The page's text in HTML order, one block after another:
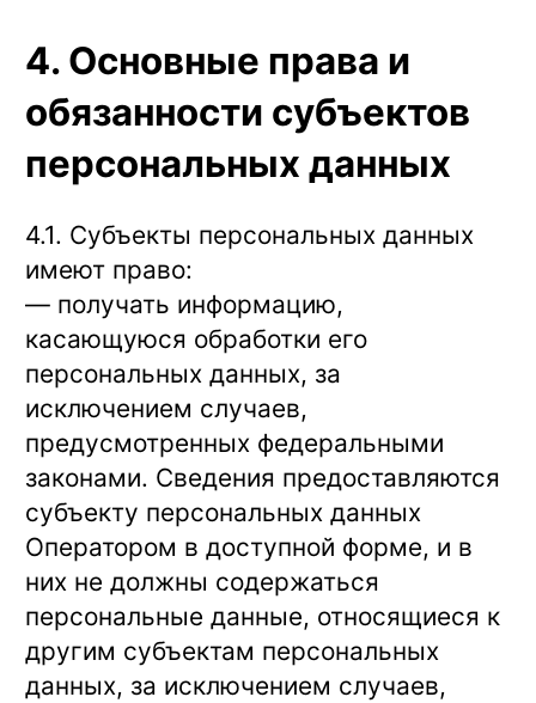
4. Основные права и
обязанности субъектов
персональных данных
4.1. Субъекты персональных данных
имеют право:
— получать информацию,
касающуюся обработки его
персональных данных, за
исключением случаев,
предусмотренных федеральными
законами. Сведения предоставляются
субъекту персональных данных
Оператором в доступной форме, и в
них не должны содержаться
персональные данные, относящиеся к
другим субъектам персональных
данных, за исключением случаев,